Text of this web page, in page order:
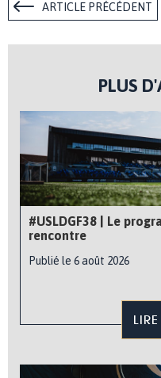
ARTICLE PRÉCÉDENT
PLUS
#USLDGF38 | Le
rencontre
Publié le 6 août 2026